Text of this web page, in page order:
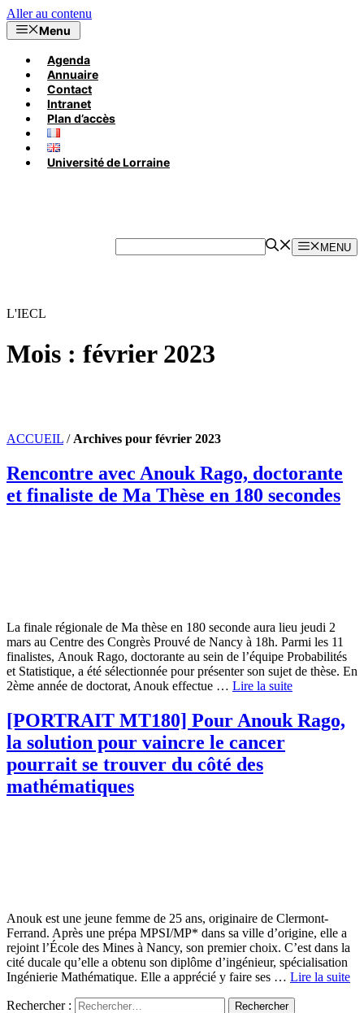
Aller au contenu
Menu
Agenda
Annuaire
Contact
Intranet
Plan d’accès
Université de Lorraine
MENU
L'IECL
Mois : février 2023
ACCUEIL / Archives pour février 2023
Rencontre avec Anouk Rago, doctorante
et finaliste de Ma Thèse en 180 secondes
La finale régionale de Ma thèse en 180 seconde aura lieu jeudi 2
mars au Centre des Congrès Prouvé de Nancy à 18h. Parmi les 11
finalistes, Anouk Rago, doctorante au sein de l’équipe Probabilités
et Statistique, a été sélectionnée pour présenter son sujet de thèse. En
2ème année de doctorat, Anouk effectue … Lire la suite
[PORTRAIT MT180] Pour Anouk Rago,
la solution pour vaincre le cancer
pourrait se trouver du côté des
mathématiques
Anouk est une jeune femme de 25 ans, originaire de Clermont-
Ferrand. Après une prépa MPSI/MP* dans sa ville d’origine, elle a
rejoint l’École des Mines à Nancy, son premier choix. C’est dans la
cité ducale qu’elle a obtenu son diplôme d’ingénieur, spécialisation
Ingénierie Mathématique. Elle a apprécié y faire ses … Lire la suite
Rechercher :